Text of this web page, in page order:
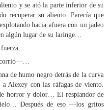
y se ató la parte inferior de su
recuperar su aliento. Parecía que
hacia afuera con un jadeo
algún lugar de su laringe…
fuerza…
corrió—…
de humo negro detrás de la curva
Alexey con las ráfagas de viento.
horror y dolor… El resplandor de
Después de eso —los gritos